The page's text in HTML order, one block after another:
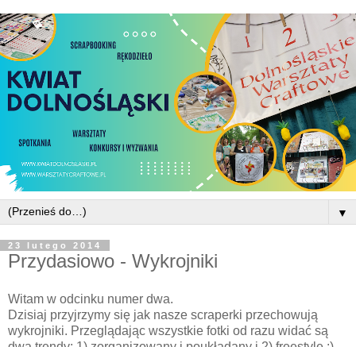
▼
23 lutego 2014
Przydasiowo - Wykrojniki
Witam w odcinku numer dwa.
Dzisiaj przyjrzymy się jak nasze scraperki przechowują
wykrojniki. Przeglądając wszystkie fotki od razu widać są